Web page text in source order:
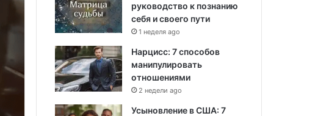
руководство к познанию
себя и своего пути
1 неделя ago
Нарцисс: 7 способов
манипулировать
отношениями
2 недели ago
Усыновление в США: 7